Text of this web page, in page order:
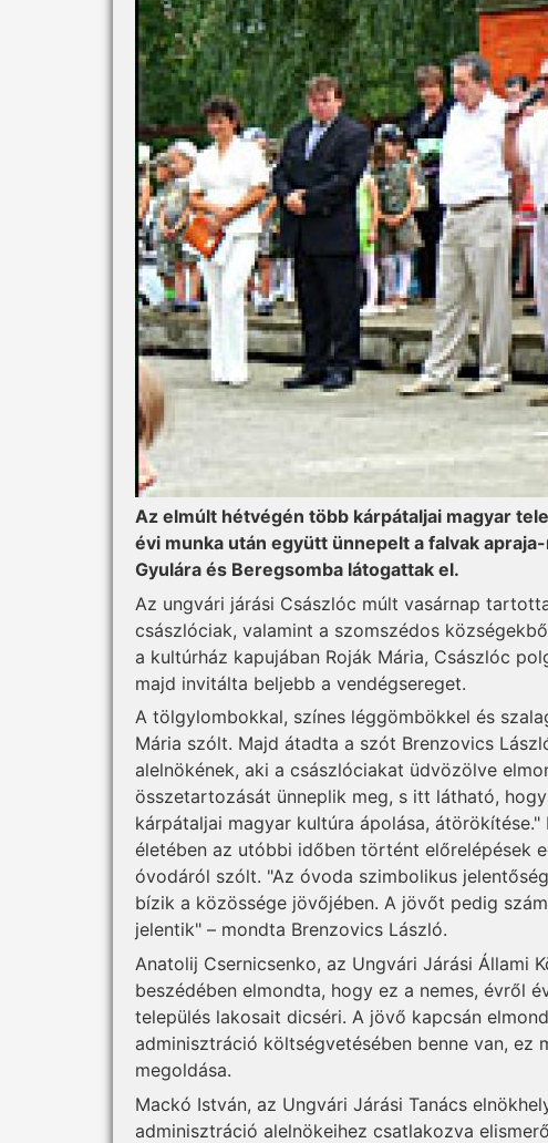
Az elmúlt hétvégén több kárpátaljai magyar
évi munka után együtt ünnepelt a falvak
Gyulára és Beregsomba látogattak el.
Az ungvári járási Császlóc múlt vasárnap
császlóciak, valamint a szomszédos
a kultúrház kapujában Roják Mária, Császlóc
majd invitálta beljebb a vendégsereget.
A tölgylombokkal, színes léggömbökkel és
Mária szólt. Majd átadta a szót Brenzovics
alelnökének, aki a császlóciakat üdvözölve
összetartozását ünneplik meg, s itt látható,
kárpátaljai magyar kultúra ápolása,
életében az utóbbi időben történt előrelépések
óvodáról szólt. "Az óvoda szimbolikus
bízik a közössége jövőjében. A jövőt pedig
jelentik" – mondta Brenzovics László.
Anatolij Csernicsenko, az Ungvári Járási Állami
beszédében elmondta, hogy ez a nemes, évről
település lakosait dicséri. A jövő kapcsán
adminisztráció költségvetésében benne van, ez
megoldása.
Mackó István, az Ungvári Járási Tanács
adminisztráció alelnökeihez csatlakozva